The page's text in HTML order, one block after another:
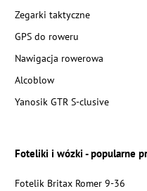
Zegarki taktyczne
GPS do roweru
Nawigacja rowerowa
Alcoblow
Yanosik GTR S-clusive
Foteliki i wózki - popularne
Fotelik Britax Romer 9-36